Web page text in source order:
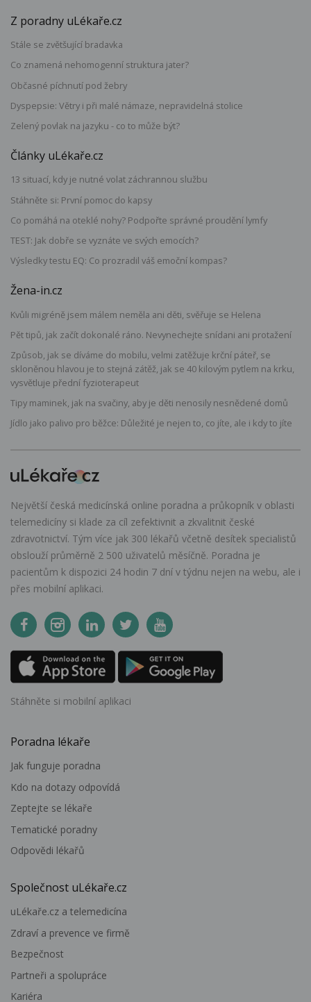
Z poradny uLékaře.cz
Stále se zvětšující bradavka
Co znamená nehomogenní struktura jater?
Občasné píchnutí pod žebry
Dyspepsie: Větry i při malé námaze, nepravidelná stolice
Zelený povlak na jazyku - co to může být?
Články uLékaře.cz
13 situací, kdy je nutné volat záchrannou službu
Stáhněte si: První pomoc do kapsy
Co pomáhá na oteklé nohy? Podpořte správné proudění lymfy
TEST: Jak dobře se vyznáte ve svých emocích?
Výsledky testu EQ: Co prozradil váš emoční kompas?
Žena-in.cz
Kvůli migréně jsem málem neměla ani děti, svěřuje se Helena
Pět tipů, jak začít dokonalé ráno. Nevynechejte snídani ani protažení
Způsob, jak se díváme do mobilu, velmi zatěžuje krční páteř, se
skloněnou hlavou je to stejná zátěž, jak se 40 kilovým pytlem na krku,
vysvětluje přední fyzioterapeut
Tipy maminek, jak na svačiny, aby je děti nenosily nesnědené domů
Jídlo jako palivo pro běžce: Důležité je nejen to, co jíte, ale i kdy to jíte
Největší česká medicínská online poradna a průkopník v oblasti
telemedicíny si klade za cíl zefektivnit a zkvalitnit české
zdravotnictví. Tým více jak 300 lékařů včetně desítek specialistů
obslouží průměrně 2 500 uživatelů měsíčně. Poradna je
pacientům k dispozici 24 hodin 7 dní v týdnu nejen na webu, ale i
přes mobilní aplikaci.
Stáhněte si mobilní aplikaci
Poradna lékaře
Jak funguje poradna
Kdo na dotazy odpovídá
Zeptejte se lékaře
Tematické poradny
Odpovědi lékařů
Společnost uLékaře.cz
uLékaře.cz a telemedicína
Zdraví a prevence ve firmě
Bezpečnost
Partneři a spolupráce
Kariéra